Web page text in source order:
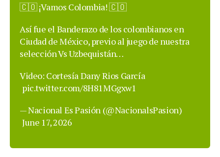
🇨🇴 ¡Vamos Colombia! 🇨🇴
Así fue el Banderazo de los colombianos en
Ciudad de México, previo al juego de nuestra
selección Vs Uzbequistán…
Video: Cortesía Dany Rios García
pic.twitter.com/8H81MGgxw1
— Nacional Es Pasión (@NacionalsPasion)
June 17, 2026